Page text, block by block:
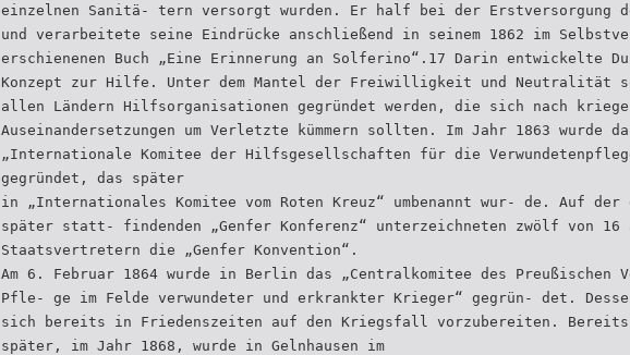
einzelnen Sanitä- tern versorgt wurden. Er half bei der Erstversorgung
und verarbeitete seine Eindrücke anschließend in seinem 1862 im
erschienenen Buch „Eine Erinnerung an Solferino“.17 Darin entwickelte
Konzept zur Hilfe. Unter dem Mantel der Freiwilligkeit und Neutralität
allen Ländern Hilfsorganisationen gegründet werden, die sich nach
Auseinandersetzungen um Verletzte kümmern sollten. Im Jahr 1863 wurde
„Internationale Komitee der Hilfsgesellschaften für die
gegründet, das später
in „Internationales Komitee vom Roten Kreuz“ umbenannt wur- de. Auf
später statt- findenden „Genfer Konferenz“ unterzeichneten zwölf von 16
Staatsvertretern die „Genfer Konvention“.
Am 6. Februar 1864 wurde in Berlin das „Centralkomitee des Preußischen
Pfle- ge im Felde verwundeter und erkrankter Krieger“ gegrün- det.
sich bereits in Friedenszeiten auf den Kriegsfall vorzubereiten.
später, im Jahr 1868, wurde in Gelnhausen im